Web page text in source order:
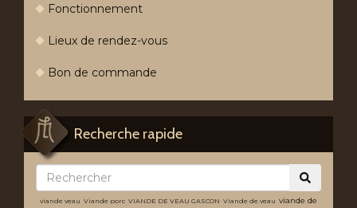
Fonctionnement
Lieux de rendez-vous
Bon de commande
Recherche rapide
viande veau Viande porc VIANDE DE VEAU GASCON Viande de veau viande de